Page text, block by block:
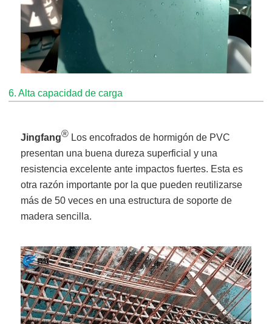
6. Alta capacidad de carga
Jingfang® Los encofrados de hormigón de PVC
presentan una buena dureza superficial y una
resistencia excelente ante impactos fuertes. Esta es
otra razón importante por la que pueden reutilizarse
más de 50 veces en una estructura de soporte de
madera sencilla.